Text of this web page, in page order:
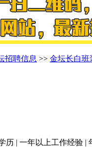
招聘信息 >> 金坛长白班
历 | 一年以上工作经验 |